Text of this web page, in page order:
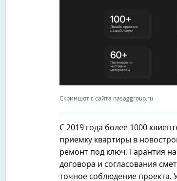
Скриншот с сайта nasaggroup.ru
С 2019 года более 1000
приемку квартиры в
ремонт под ключ. Гарантия
договора и согласования
точное соблюдение проекта.